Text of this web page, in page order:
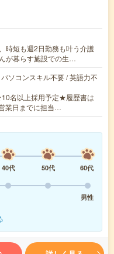
時短も週2日勤務も叶う介護
が暮らす施設での生…
ソコンスキル不要 / 英語力不
名以上採用予定★履歴書は
業日までに担当…
40代 50代
60代
男性